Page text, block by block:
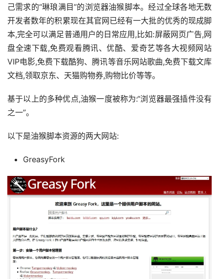
己需求的“琳琅满目”的浏览器油猴脚本。经过全球各地无数
开发者数年的积累现在其官网已经有一大批的优秀的现成脚
本,完全可以满足普通用户的日常应用,比如:屏蔽网页广告,网
盘全速下载,免费观看腾讯、优酷、爱奇艺等各大视频网站
VIP电影,免费下载酷狗、腾讯等音乐网站歌曲,免费下载文库
文档,领取京东、天猫购物券,购物比价等等。
基于以上的多种优点,油猴一度被称为:“浏览器最强插件没有
之一”。
以下是油猴脚本资源的两大网站:
GreasyFork